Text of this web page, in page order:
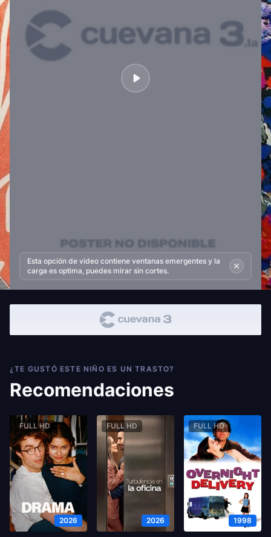
Esta opción de video contiene ventanas emergentes y la
carga es optima, puedes mirar sin cortes.
¿TE GUSTÓ ESTE NIÑO ES UN TRASTO?
Recomendaciones
FULL HD
2026
FULL HD
2026
FULL HD
1998